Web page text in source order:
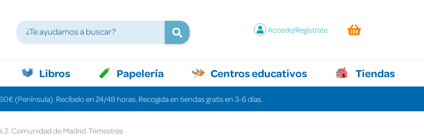
Accede/Regístrate
Libros Papelería Centros educativos Tiendas
(Península). Recíbelo en 24/48 horas. Recogida en tiendas gratis en 3-6 días.
2. Comunidad de Madrid. Trimestres